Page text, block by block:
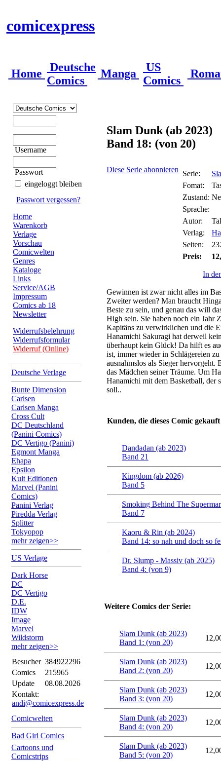
comicexpress
Home
Deutsche
Comics
Manga
US
Comics
Username
Passwort
eingeloggt bleiben
Passwort vergessen?
Home
Warenkorb
Verlage
Vorschau
Comicwelten
Genres
Kataloge
Links
Service/AGB
Impressum
Comics ab 18
Newsletter
Widerrufsbelehrung
Widerrufsformular
Widerruf (Online)
Deutsche Verlage
Bunte Dimension
Carlsen
Carlsen Manga
Cross Cult
DC Deutschland
(Panini Comics)
DC Vertigo (Panini)
Egmont Manga
Ehapa
Epsilon
Kult Editionen
Marvel (Panini
Comics)
Panini Verlag
Piredda Verlag
Splitter
Tokyopop
mehr zeigen>>
US Verlage
Dark Horse
DC
DC Vertigo
D.E.
IDW
Image
Marvel
Wildstorm
mehr zeigen>>
Besucher 384922296
Comics
215965
Update
08.08.2026
Kontakt:
andi@comicexpress.de
Comicwelten
Bad Girl Comics
Cartoons und
Comicstrips
Slam Dunk (ab 2023)
Band 18: (von 20)
Diese Serie abonnieren Serie:
Fomat:
Zustand:
Sprache:
Autor:
Verlag:
Seiten:
Preis:
In
Gewinnen ist zwar nicht alles im
Zweiter werden? Man braucht
Beste zu sein, und genau das will
High sein. Sie haben noch ein Jahr
Kapitäns zu verwirklichen und die
Hanamichi Sakuragi hat derweil
überhaupt kein Glück! Da hilft es
ist, immer wieder in Schlägereien zu
ausnahmslos als Sieger hervorgeht.
das Mädchen seiner Träume. Um
Hanamichi mit dem Basketball, der
soll..
Kunden, die dieses Comic
Dandadan (ab 2023)
Band 21
Kingdom (ab 2026)
Band 5
Smoking Behind The
Band 7
Kaoru & Rin (ab 2024)
Band 14: so nah und doch so
Dr. Slump - Massiv (ab 2025)
Band 4: (von 9)
Weitere Comics der Serie:
Slam Dunk (ab 2023)
Band 1: (von 20)
Slam Dunk (ab 2023)
Band 2: (von 20)
Slam Dunk (ab 2023)
Band 3: (von 20)
Slam Dunk (ab 2023)
Band 4: (von 20)
Slam Dunk (ab 2023)
Band 5: (von 20)